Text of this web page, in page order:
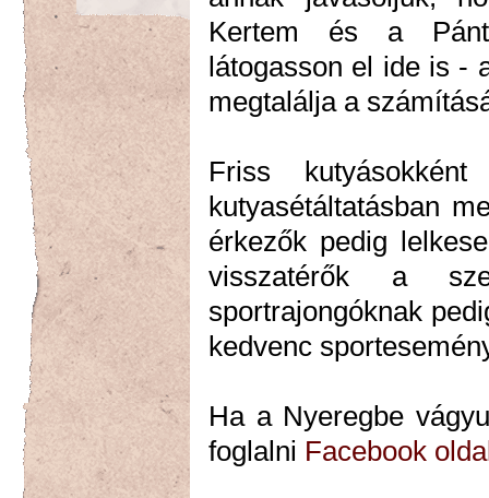
Kertem és a
látogasson el ide is -
megtalálja a
Friss
kutyasétáltatásban
érkezők pedig
visszatérők a
sportrajongóknak
kedvenc
Ha a Nyeregbe
foglalni Facebook